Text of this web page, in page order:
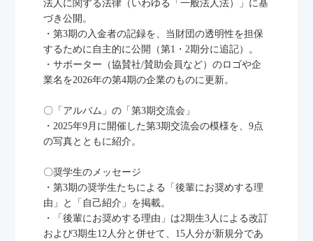
トップページ
法人に関する法律（いわゆる「一般法人法）」に基
づき公開。
・第3期の入金者の記録を、当財団の透明性を担保
するために自主的に公開（第1・2期分に追記）。
・サポーター（協賛社/賛助会員など）のロゴや企
業名を2026年の第4期の企業のものに更新。
〇「アルバム」の「第3期交流会」
・2025年9月に開催した第3期交流会の模様を、9点
の写真とともに紹介。
〇奨学生のメッセージ
・第3期の奨学生たちによる「後輩にお奨めする理
由」と「自己紹介」を掲載。
・「後輩にお奨めする理由」は2期生3人による改訂
および3期生12人分と併せて、15人分が新規分であ